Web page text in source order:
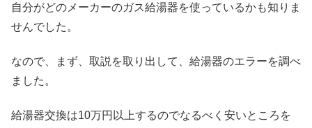
自分がどのメーカーのガス給湯器を使っているかも知りま
せんでした。
なので、まず、取説を取り出して、給湯器のエラーを調べ
ました。
給湯器交換は10万円以上するのでなるべく安いところを